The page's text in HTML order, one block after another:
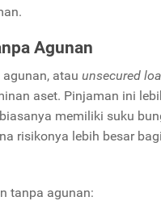
Agunan
atau unsecured
aset. Pinjaman ini
memiliki suku
risikonya lebih besar
tanpa agunan: